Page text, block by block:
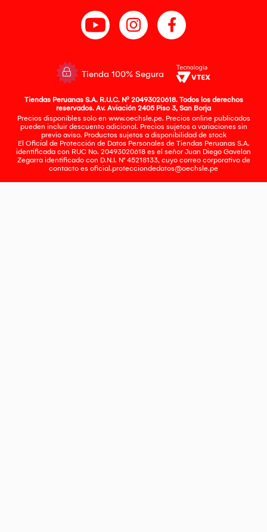
Tienda 100% Segura
Tiendas Peruanas S.A. R.U.C. Nº 20493020618. Todos los derechos
reservados. Av. Aviación 2405 Piso 3, San Borja
Precios disponibles solo en www.oechsle.pe. Precios online publicados
pueden incluir descuento adicional. Precios sujetos a variaciones sin
previo aviso. Productos sujetos a disponibilidad de stock
El Oficial de Protección de Datos Personales de Tiendas Peruanas S.A.
identificada con RUC No. 20493020618 es el señor Juan Diego Gavelan
Zegarra identificado con D.N.I. N° 45218133, cuyo correo corporativo de
contacto es oficial.protecciondedatos@oechsle.pe